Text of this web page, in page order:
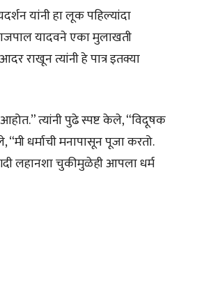
यांनी हा लूक पहिल्यांदा
यादवने एका मुलाखती
राखून त्यांनी हे पात्र इतक्या
त्यांनी पुढे स्पष्ट केले, “विदूषक
धर्माची मनापासून पूजा करतो.
लहानशा चुकीमुळेही आपला धर्म